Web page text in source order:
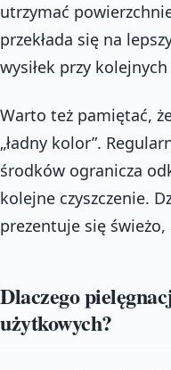
utrzymać
przekłada się na
wysiłek przy
Warto też pamiętać,
„ładny kolor”.
środków ogranicza
kolejne czyszczenie.
prezentuje się świeżo,
Dlaczego
użytkowych?